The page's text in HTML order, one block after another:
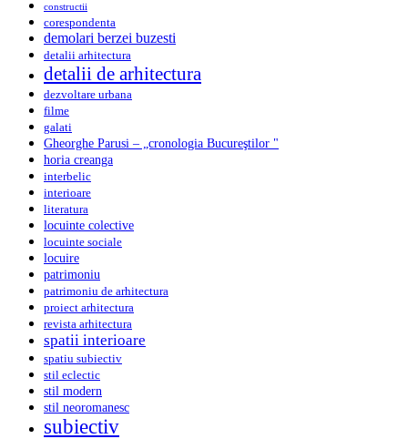
constructii
corespondenta
demolari berzei buzesti
detalii arhitectura
detalii de arhitectura
dezvoltare urbana
filme
galati
Gheorghe Parusi – „cronologia Bucureştilor "
horia creanga
interbelic
interioare
literatura
locuinte colective
locuinte sociale
locuire
patrimoniu
patrimoniu de arhitectura
proiect arhitectura
revista arhitectura
spatii interioare
spatiu subiectiv
stil eclectic
stil modern
stil neoromanesc
subiectiv